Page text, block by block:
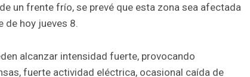
un frente frío, se prevé que esta zona sea afectada
de hoy jueves 8.
alcanzar intensidad fuerte, provocando
fuerte actividad eléctrica, ocasional caída de